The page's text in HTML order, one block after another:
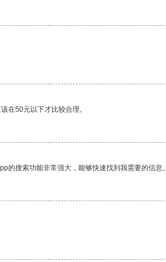
在50元以下才比较合理。
的搜索功能非常强大，能够快速找到我需要的信息。